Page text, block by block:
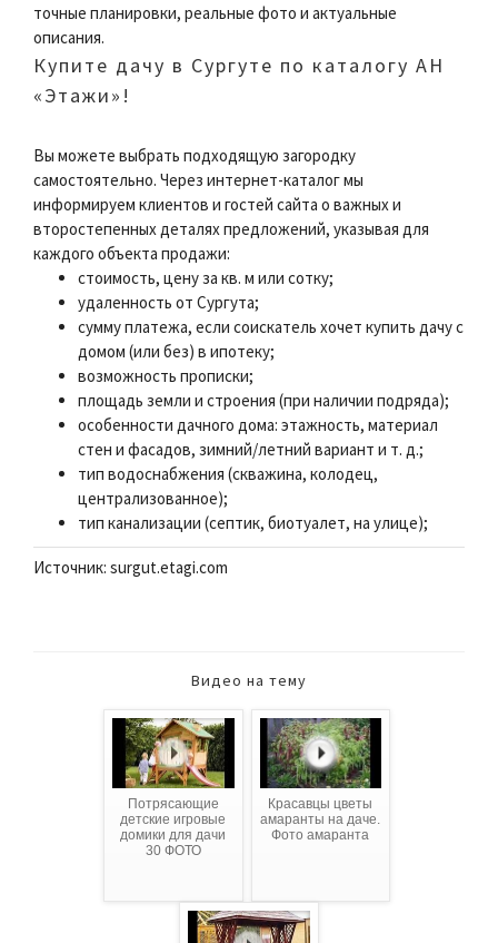
точные планировки, реальные фото и актуальные
описания.
Купите дачу в Сургуте по каталогу АН
«Этажи»!
Вы можете выбрать подходящую загородку
самостоятельно. Через интернет-каталог мы
информируем клиентов и гостей сайта о важных и
второстепенных деталях предложений, указывая для
каждого объекта продажи:
стоимость, цену за кв. м или сотку;
удаленность от Сургута;
сумму платежа, если соискатель хочет купить дачу с
домом (или без) в ипотеку;
возможность прописки;
площадь земли и строения (при наличии подряда);
особенности дачного дома: этажность, материал
стен и фасадов, зимний/летний вариант и т. д.;
тип водоснабжения (скважина, колодец,
централизованное);
тип канализации (септик, биотуалет, на улице);
Источник: surgut.etagi.com
Видео на тему
Потрясающие
детские игровые
домики для дачи
30 ФОТО
Красавцы цветы
амаранты на даче.
Фото амаранта